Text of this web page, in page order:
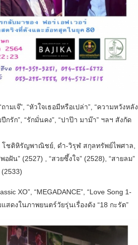
เจ๊”, “หัวใจเธอมีหรือเปล่า”, “ความหวังหลัง
กรัก”, “รักมั่นคง”, “ปาป๊า มาม๊า” ฯลฯ สังกัด
ชติหิรัญพาณิชย์, ดำ-วิรุฬ สกุลทรัพย์ไพศาล,
น” (2527) , “สวยซึ้งใจ” (2528), “สายลม”
(2533)
XO”, “MEGADANCE”, “Love Song 1-
สดงในภาพยนตร์วัยรุ่นเรื่องดัง “18 กะรัต”